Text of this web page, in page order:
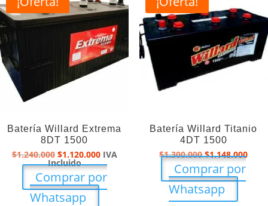
Batería Willard Extrema
8DT 1500
$1.240.000 El
precio
original
era:
$1.240.000.
$1.120.000El
precio
actual
es:
$1.120.000.
IVA
Incluido
Comprar por
Whatsapp
Batería Willard Titanio
4DT 1500
$1.300.000El
precio
original
era:
$1.300.000.
$1.148.000El
Comprar por
Whatsapp